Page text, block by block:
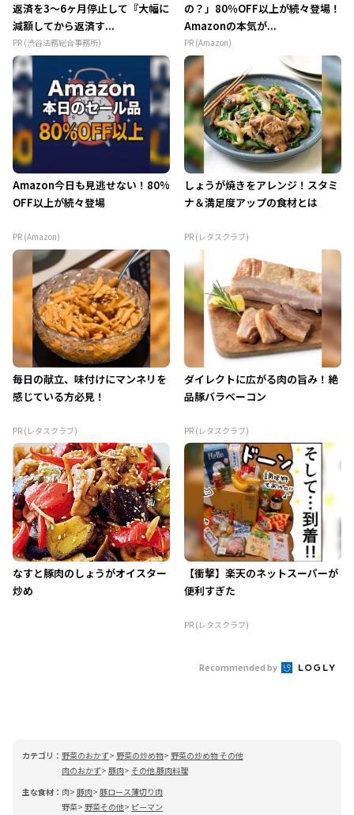
返済を3～6ヶ月停止して『大幅に
減額してから返済す...
PR (渋谷法務総合事務所)
の？」80％OFF以上が続々登場！
Amazonの本気が...
PR (Amazon)
Amazon今日も見逃せない！80%
OFF以上が続々登場
PR (Amazon)
しょうが焼きをアレンジ！スタミ
ナ＆満足度アップの食材とは
PR (レタスクラブ)
毎日の献立、味付けにマンネリを
感じている方必見！
PR (レタスクラブ)
ダイレクトに広がる肉の旨み！絶
品豚バラベーコン
PR (レタスクラブ)
なすと豚肉のしょうがオイスター
炒め
【衝撃】楽天のネットスーパーが
便利すぎた
PR (レタスクラブ)
Recommended by
カテゴリ： 野菜のおかず 野菜の炒め物
野菜の炒め物 その他
肉のおかず 豚肉 その他 豚肉料理
主な食材： 肉 豚肉 豚ロース薄切り肉
野菜
野菜その他
ピーマン